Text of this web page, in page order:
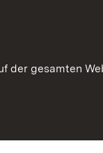
der gesamten